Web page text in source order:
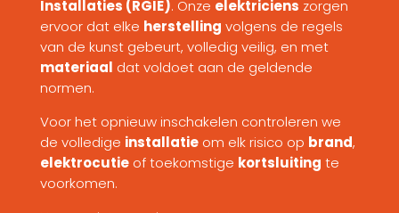
Installaties (RGIE). Onze elektriciens zorgen
ervoor dat elke herstelling volgens de regels
van de kunst gebeurt, volledig veilig, en met
materiaal dat voldoet aan de geldende
normen.
Voor het opnieuw inschakelen controleren we
de volledige installatieom elk risico op brand,
elektrocutieof toekomstige kortsluiting te
voorkomen.